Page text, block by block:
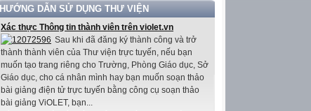
HƯỚNG DẪN SỬ DỤNG THƯ VIỆN
Xác thực Thông tin thành viên trên violet.vn
Sau khi đã đăng ký thành công và trở
thành thành viên của Thư viện trực tuyến, nếu bạn
muốn tạo trang riêng cho Trường, Phòng Giáo dục, Sở
Giáo dục, cho cá nhân mình hay bạn muốn soạn thảo
bài giảng điện tử trực tuyến bằng công cụ soạn thảo
bài giảng ViOLET, bạn...